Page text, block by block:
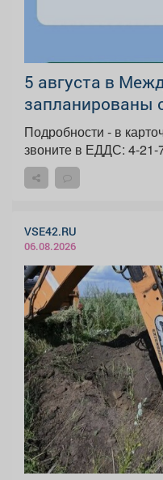
5 августа в
запланированы
Подробности - в карточках. ️ В случае
звоните в ЕДДС: 4-21-
VSE42.RU
06.08.2026